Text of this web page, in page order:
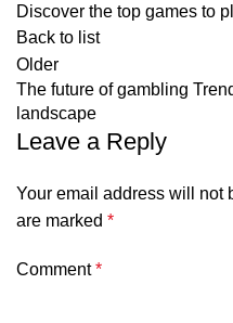
Discover the top games to
Back to list
Older
The future of gambling
landscape
Leave a Reply
Your email address will not
are marked *
Comment*